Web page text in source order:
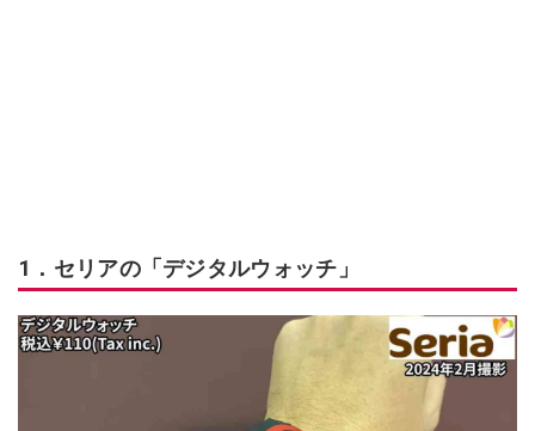
1．セリアの「デジタルウォッチ」